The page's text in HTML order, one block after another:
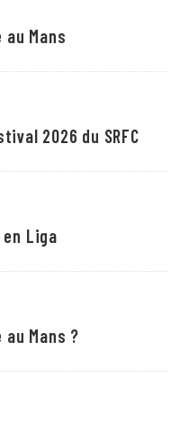
Mans
2026 du SRFC
Liga
Mans ?